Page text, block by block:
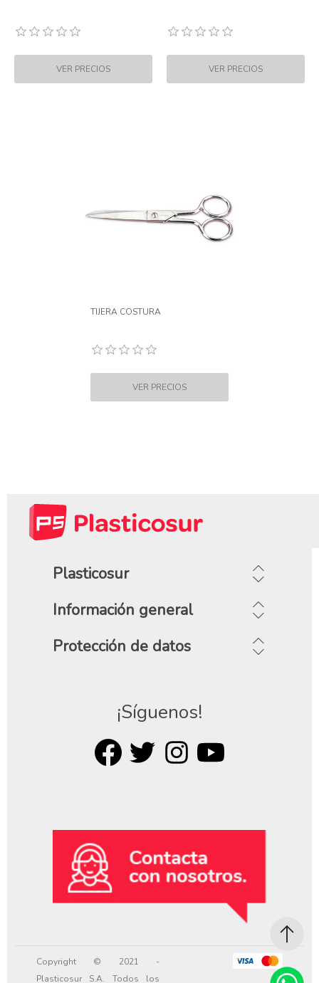
TIJERA COSTURA
Plasticosur
Información general
Protección de datos
¡Síguenos!
Copyright © 2021 -
Plasticosur S.A. Todos los